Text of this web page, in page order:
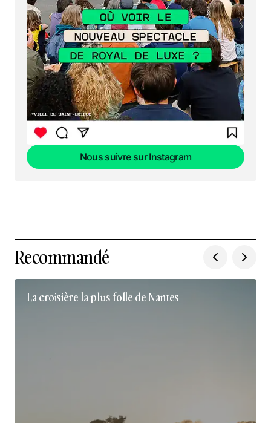
Nous suivre sur Instagram
Recommandé
La croisière la plus folle de Nantes